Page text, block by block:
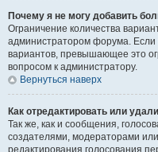
Почему я не могу добавить
Ограничение количества
администратором форума. Если
вариантов, превышающее это
вопросом к администратору.
Вернуться наверх
Как отредактировать или
Так же, как и сообщения,
создателями, модераторами
редактирования голосования